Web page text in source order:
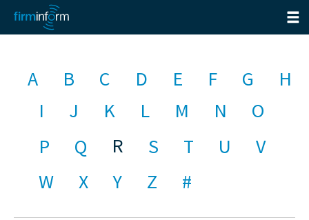
A B C D E F G
H
I
J K L M N
O
P
Q R S T U
V
W
X Y Z #